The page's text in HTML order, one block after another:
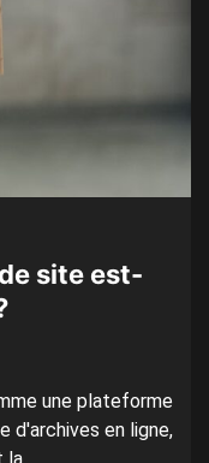
site est-
une plateforme
d'archives en ligne,